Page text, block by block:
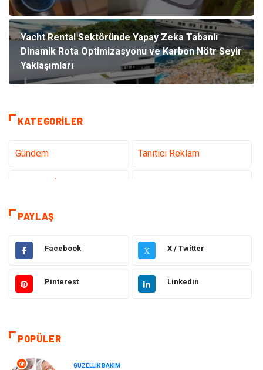
Yacht Rental Sektöründe Yapay Zeka Tabanlı
Dinamik Rota Optimizasyonu ve Karbon Nötr Seyir
Yaklaşımları
KATEGORILER
Gündem Tanıtıcı Reklam
Teknoloji İnternet
Hukuk
Dekorasyon Giyim
Otomotiv Güzellik Bakım
Makine
Gıda
PAYLAŞ
Facebook X X / Twitter
Pinterest Linkedin
POPÜLER
GÜZELLIK BAKIM